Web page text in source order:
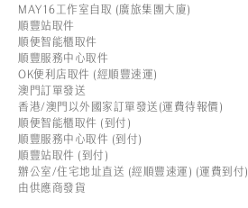
MAY16工作室自取 (廣旅集團大廈)
順豐站取件
順便智能櫃取件
順豐服務中心取件
OK便利店取件 (經順豐速運)
澳門訂單發送
香港/澳門以外國家訂單發送(運費待報價)
順便智能櫃取件 (到付)
順豐服務中心取件 (到付)
順豐站取件 (到付)
辦公室/住宅地址直送 (經順豐速運) (運費到付)
由供應商發貨